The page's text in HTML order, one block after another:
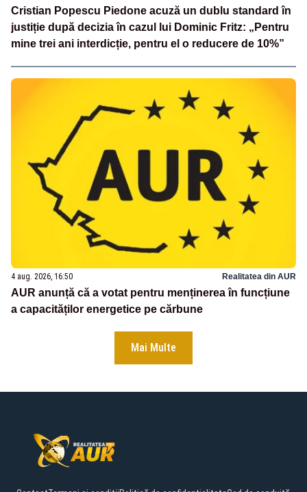
Cristian Popescu Piedone acuză un dublu standard în
justiție după decizia în cazul lui Dominic Fritz: „Pentru
mine trei ani interdicție, pentru el o reducere de 10%”
4 aug. 2026, 16:50 Realitatea din AUR
AUR anunță că a votat pentru menținerea în funcțiune
a capacităților energetice pe cărbune
Mai Multe